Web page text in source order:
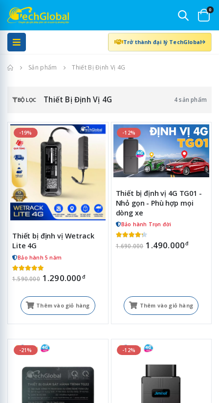
0
Trở thành đại lý TechGlobal
Trang chủSản phẩm Thiết Bị Định Vị 4G
BỘ LỌC Thiết Bị Định Vị 4G 4 sản phẩm
-19%
Thiết bị định vị Wetrack
Lite 4G
Bảo hành 5 năm
1.590.000 1.290.000 đ
Thêm vào giỏ hàng
-12%
Thiết bị định vị 4G TG01 -
Nhỏ gọn - Phù hợp mọi
dòng xe
Bảo hành Trọn đời
1.690.000 1.490.000đ
Thêm vào giỏ hàng
-21% -12%